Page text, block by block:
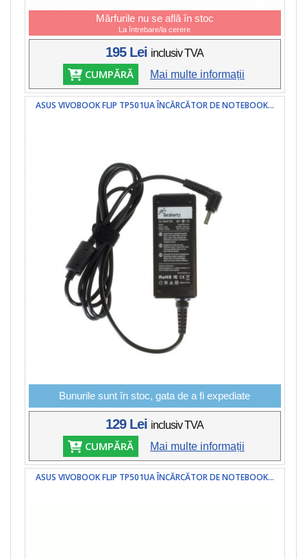
Mărfurile nu se află în stoc
La întrebare/la cerere
195 Lei inclusiv TVA
CUMPĂRĂ Mai multe informații
ASUS VIVOBOOK FLIP TP501UA ÎNCĂRCĂTOR DE NOTEBOOK...
Bunurile sunt în stoc, gata de a fi expediate
129 Lei inclusiv TVA
CUMPĂRĂ Mai multe informații
ASUS VIVOBOOK FLIP TP501UA ÎNCĂRCĂTOR DE NOTEBOOK...